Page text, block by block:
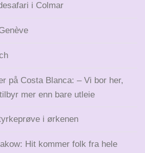
i Colmar
på Costa Blanca: – Vi bor her,
mer enn bare utleie
i ørkenen
Hit kommer folk fra hele